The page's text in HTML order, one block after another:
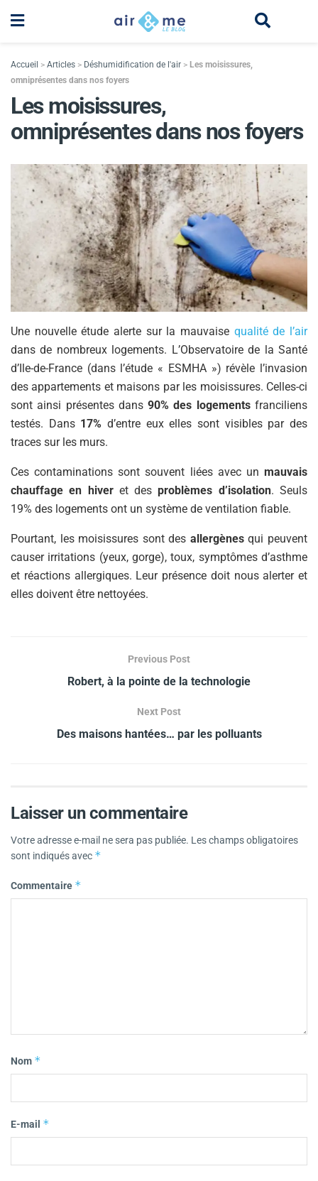
Accueil > Articles > Déshumidification de l'air > Les moisissures,
omniprésentes dans nos foyers
Les moisissures,
omniprésentes dans nos foyers
Une nouvelle étude alerte sur la mauvaise qualité de l’air
dans de nombreux logements. L’Observatoire de la Santé
d’Ile-de-France (dans l’étude « ESMHA ») révèle l’invasion
des appartements et maisons par les moisissures. Celles-ci
sont ainsi présentes dans90% des logementsfranciliens
testés. Dans 17%d’entre eux elles sont visibles par des
traces sur les murs.
Ces contaminations sont souvent liées avec un mauvais
chauffage en hiveret desproblèmes d’isolation. Seuls
19% des logements ont un système de ventilation fiable.
Pourtant, les moisissures sont des allergènesqui peuvent
causer irritations (yeux, gorge), toux, symptômes d’asthme
et réactions allergiques. Leur présence doit nous alerter et
elles doivent être nettoyées.
Previous Post
Robert, à la pointe de la technologie
Next Post
Des maisons hantées… par les polluants
Laisser un commentaire
Votre adresse e-mail ne sera pas publiée. Les champs obligatoires
sont indiqués avec *
Commentaire *
Nom *
E-mail *